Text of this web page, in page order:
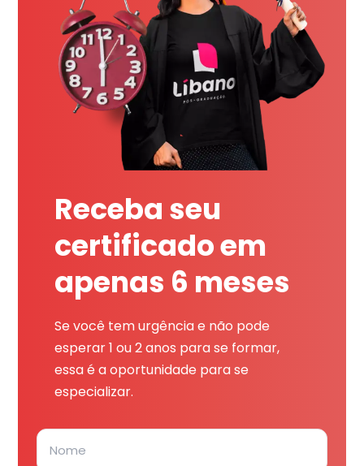
Receba seu
certificado em
apenas 6 meses
Se você tem urgência e não pode
esperar 1 ou 2 anos para se formar,
essa é a oportunidade para se
especializar.